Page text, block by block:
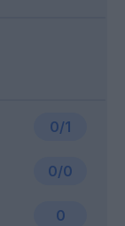
0/1
0/0
0